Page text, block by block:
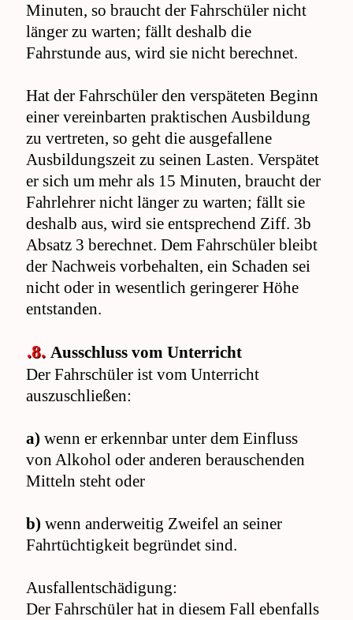
Minuten, so braucht der Fahrschüler nicht
länger zu warten; fällt deshalb die
Fahrstunde aus, wird sie nicht berechnet.
Hat der Fahrschüler den verspäteten Beginn
einer vereinbarten praktischen Ausbildung
zu vertreten, so geht die ausgefallene
Ausbildungszeit zu seinen Lasten. Verspätet
er sich um mehr als 15 Minuten, braucht der
Fahrlehrer nicht länger zu warten; fällt sie
deshalb aus, wird sie entsprechend Ziff. 3b
Absatz 3 berechnet. Dem Fahrschüler bleibt
der Nachweis vorbehalten, ein Schaden sei
nicht oder in wesentlich geringerer Höhe
entstanden.
.8. Ausschluss vom Unterricht
Der Fahrschüler ist vom Unterricht
auszuschließen:
a) wenn er erkennbar unter dem Einfluss
von Alkohol oder anderen berauschenden
Mitteln steht oder
b) wenn anderweitig Zweifel an seiner
Fahrtüchtigkeit begründet sind.
Ausfallentschädigung:
Der Fahrschüler hat in diesem Fall ebenfalls